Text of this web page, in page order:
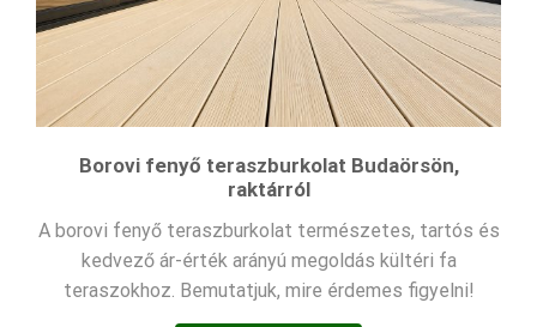
Borovi fenyő teraszburkolat Budaörsön,
raktárról
A borovi fenyő teraszburkolat természetes, tartós és
kedvező ár-érték arányú megoldás kültéri fa
teraszokhoz. Bemutatjuk, mire érdemes figyelni!